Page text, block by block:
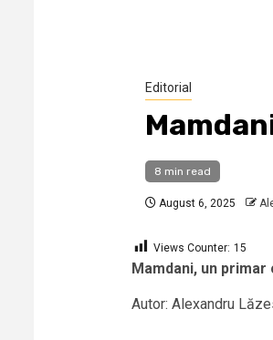
Editorial
8 min read
August 6, 2025
Views Counter: 15
Mamdani, un
Autor: Alexandru